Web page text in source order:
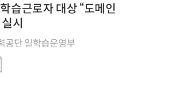
습근로자 대상 “도메인
시
공단 일학습운영부